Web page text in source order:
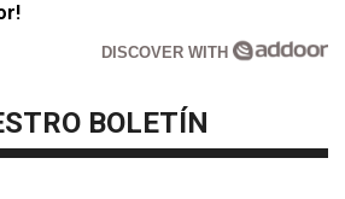
DISCOVER WITH
BOLETÍN